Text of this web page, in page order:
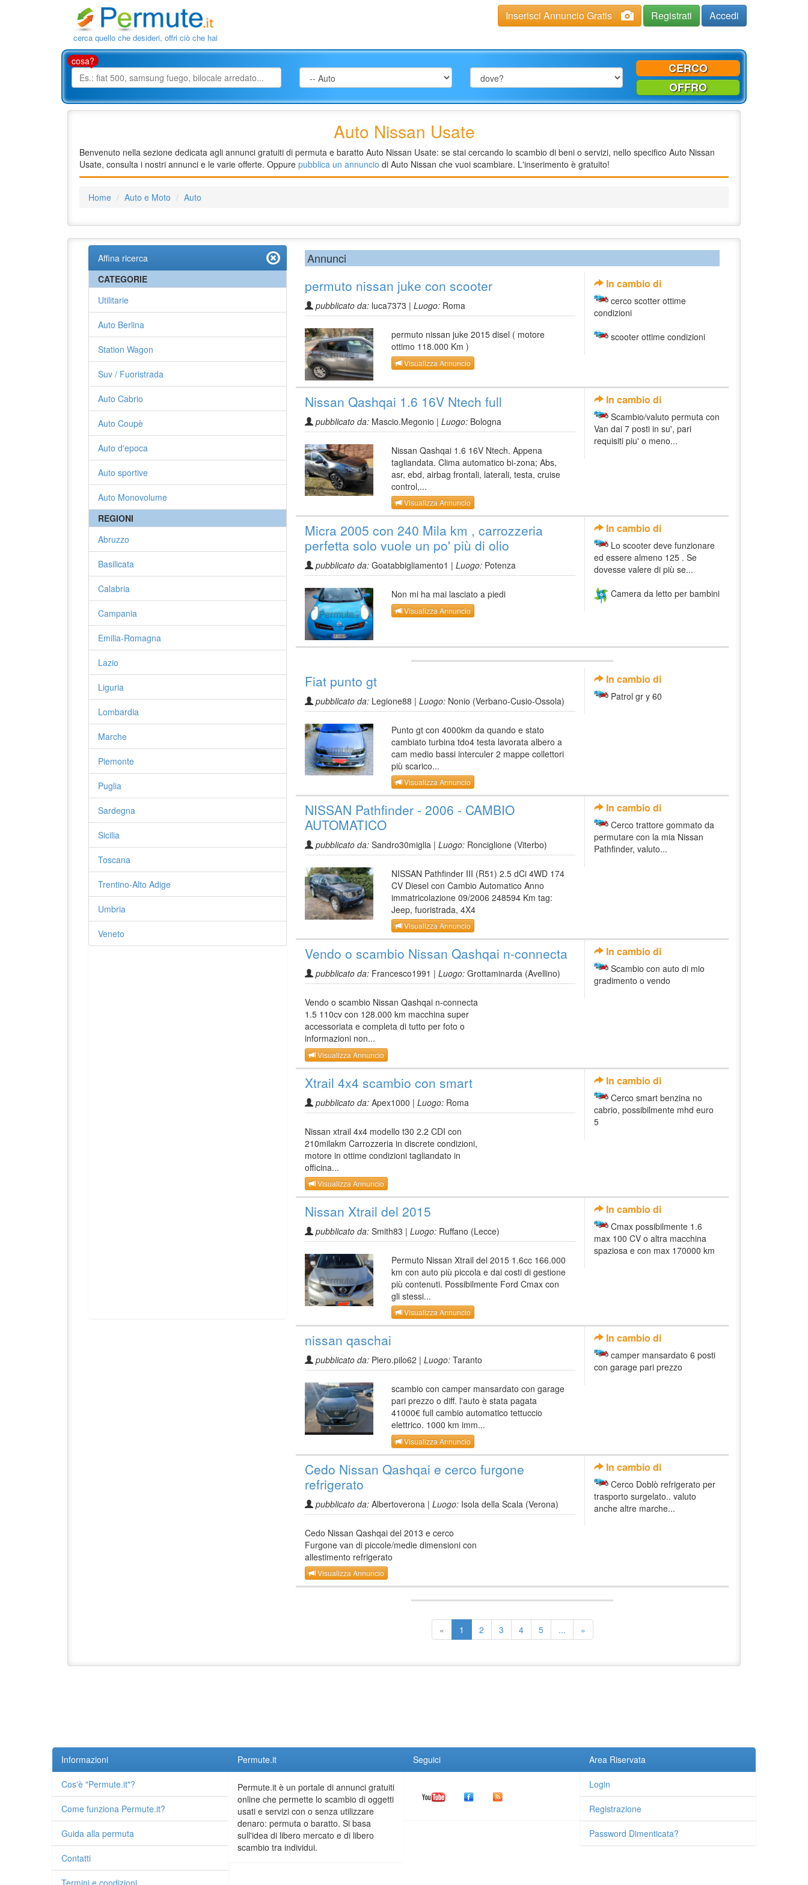
cerca quello che desideri, offri ciò che hai
Inserisci Annuncio Gratis Registrati Accedi
cosa?
CERCO
OFFRO
Auto Nissan Usate
Benvenuto nella sezione dedicata agli annunci gratuiti di permuta e baratto Auto Nissan Usate: se stai cercando lo scambio di beni o servizi, nello specifico Auto Nissan
Usate, consulta i nostri annunci e le varie offerte. Oppure pubblica un annuncio di Auto Nissan che vuoi scambiare. L'inserimento è gratuito!
Home Auto e Moto Auto
Affina ricerca
CATEGORIE
Utilitarie
Auto Berlina
Station Wagon
Suv / Fuoristrada
Auto Cabrio
Auto Coupè
Auto d'epoca
Auto sportive
Auto Monovolume
REGIONI
Abruzzo
Basilicata
Calabria
Campania
Emilia-Romagna
Lazio
Liguria
Lombardia
Marche
Piemonte
Puglia
Sardegna
Sicilia
Toscana
Trentino-Alto Adige
Umbria
Veneto
Annunci
permuto nissan juke con scooter
pubblicato da: luca7373 | Luogo: Roma
permuto nissan juke 2015 disel ( motore
ottimo 118.000 Km )
Visualizza Annuncio
In cambio di
cerco scotter ottime
condizioni
scooter ottime condizioni
Nissan Qashqai 1.6 16V Ntech full
pubblicato da: Mascio.Megonio | Luogo: Bologna
Nissan Qashqai 1.6 16V Ntech. Appena
tagliandata. Clima automatico bi-zona; Abs,
asr, ebd, airbag frontali, laterali, testa, cruise
control,...
Visualizza Annuncio
In cambio di
Scambio/valuto permuta con
Van dai 7 posti in su', pari
requisiti piu' o meno...
Micra 2005 con 240 Mila km , carrozzeria
perfetta solo vuole un po' più di olio
pubblicato da: Goatabbigliamento1 | Luogo: Potenza
Non mi ha mai lasciato a piedi
Visualizza Annuncio
In cambio di
Lo scooter deve funzionare
ed essere almeno 125 . Se
dovesse valere di più se...
Camera da letto per bambini
Fiat punto gt
pubblicato da: Legione88 | Luogo: Nonio (Verbano-Cusio-Ossola)
Punto gt con 4000km da quando e stato
cambiato turbina tdo4 testa lavorata albero a
cam medio bassi interculer 2 mappe collettori
più scarico...
Visualizza Annuncio
In cambio di
Patrol gr y 60
NISSAN Pathfinder - 2006 - CAMBIO
AUTOMATICO
pubblicato da: Sandro30miglia | Luogo: Ronciglione (Viterbo)
NISSAN Pathfinder III (R51) 2.5 dCi 4WD 174
CV Diesel con Cambio Automatico Anno
immatricolazione 09/2006 248594 Km tag:
Jeep, fuoristrada, 4X4
Visualizza Annuncio
In cambio di
Cerco trattore gommato da
permutare con la mia Nissan
Pathfinder, valuto...
Vendo o scambio Nissan Qashqai n-connecta
pubblicato da: Francesco1991 | Luogo: Grottaminarda (Avellino)
Vendo o scambio Nissan Qashqai n-connecta
1.5 110cv con 128.000 km macchina super
accessoriata e completa di tutto per foto o
informazioni non...
Visualizza Annuncio
In cambio di
Scambio con auto di mio
gradimento o vendo
Xtrail 4x4 scambio con smart
pubblicato da: Apex1000 | Luogo: Roma
Nissan xtrail 4x4 modello t30 2.2 CDI con
210milakm Carrozzeria in discrete condizioni,
motore in ottime condizioni tagliandato in
officina...
Visualizza Annuncio
In cambio di
Cerco smart benzina no
cabrio, possibilmente mhd euro
5
Nissan Xtrail del 2015
pubblicato da: Smith83 | Luogo: Ruffano (Lecce)
Permuto Nissan Xtrail del 2015 1.6cc 166.000
km con auto più piccola e dai costi di gestione
più contenuti. Possibilmente Ford Cmax con
gli stessi...
Visualizza Annuncio
In cambio di
Cmax possibilmente 1.6
max 100 CV o altra macchina
spaziosa e con max 170000 km
nissan qaschai
pubblicato da: Piero.pilo62 | Luogo: Taranto
scambio con camper mansardato con garage
pari prezzo o diff. l'auto è stata pagata
41000€ full cambio automatico tettuccio
elettrico. 1000 km imm...
Visualizza Annuncio
In cambio di
camper mansardato 6 posti
con garage pari prezzo
Cedo Nissan Qashqai e cerco furgone
refrigerato
pubblicato da: Albertoverona | Luogo: Isola della Scala (Verona)
Cedo Nissan Qashqai del 2013 e cerco
Furgone van di piccole/medie dimensioni con
allestimento refrigerato
Visualizza Annuncio
In cambio di
Cerco Doblò refrigerato per
trasporto surgelato.. valuto
anche altre marche...
« 1 2 3 4 5 ... »
Informazioni
Cos'è "Permute.it"?
Come funziona Permute.it?
Guida alla permuta
Contatti
Permute.it
Permute.it è un portale di annunci gratuiti
online che permette lo scambio di oggetti
usati e servizi con o senza utilizzare
denaro: permuta o baratto. Si basa
sull'idea di libero mercato e di libero
scambio tra individui.
Seguici Area Riservata
Login
Registrazione
Password Dimenticata?